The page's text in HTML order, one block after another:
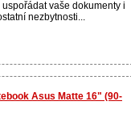
vaše dokumenty i
nezbytnosti...
Asus Matte 16" (90-